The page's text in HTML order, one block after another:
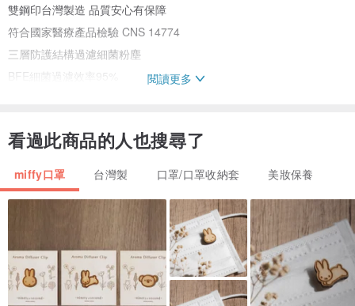
雙鋼印台灣製造 品質安心有保障
符合國家醫療產品檢驗 CNS 14774
三層防護結構過濾細菌粉塵
BFE細菌過濾效率95%
每片口罩都有獨立包裝
品名：凱馺醫用口罩(未滅菌)
款式：MaskUP成人醫用口罩 - 綿綿雲SKYLIGHT 六色耳繩系 (未滅
菌)
生產/製造商/委製商名稱：凱馺國際股份有限公司
生產/製造商/委製商地址：台中市西屯區長安路一段61-16號
閱讀更多
看過此商品的人也搜尋了
miffy口罩 台灣製 口罩/口罩收納套 美妝保養